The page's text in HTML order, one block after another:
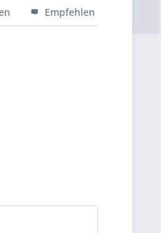
Empfehlen